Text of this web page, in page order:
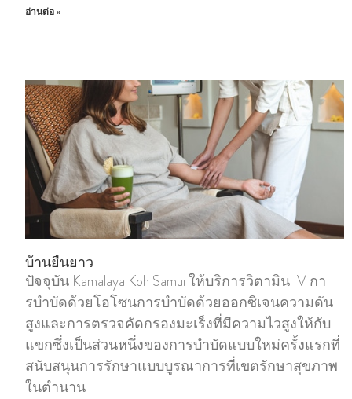
อ่านต่อ »
บ้านยืนยาว
ปัจจุบัน Kamalaya Koh Samui ให้บริการวิตามิน IV กา
รบําบัดด้วยโอโซนการบําบัดด้วยออกซิเจนความดัน
สูงและการตรวจคัดกรองมะเร็งที่มีความไวสูงให้กับ
แขกซึ่งเป็นส่วนหนึ่งของการบําบัดแบบใหม่ครั้งแรกที่
สนับสนุนการรักษาแบบบูรณาการที่เขตรักษาสุขภาพ
ในตํานาน